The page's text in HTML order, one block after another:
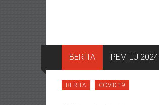
BERITA PEMILU 2024
BERITA COVID-19